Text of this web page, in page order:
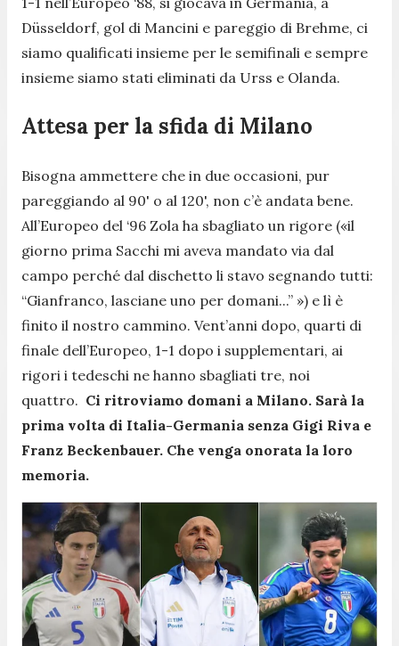
Düsseldorf, gol di Mancini e pareggio di Brehme, ci
siamo qualificati insieme per le semifinali e sempre
insieme siamo stati eliminati da Urss e Olanda.
Attesa per la sfida di Milano
Bisogna ammettere che in due occasioni, pur
pareggiando al 90' o al 120', non c’è andata bene.
All’Europeo del ‘96 Zola ha sbagliato un rigore («il
giorno prima Sacchi mi aveva mandato via dal
campo perché dal dischetto li stavo segnando tutti:
“Gianfranco, lasciane uno per domani...” ») e lì è
finito il nostro cammino. Vent’anni dopo, quarti di
finale dell’Europeo, 1-1 dopo i supplementari, ai
rigori i tedeschi ne hanno sbagliati tre, noi
quattro. Ci ritroviamo domani a Milano. Sarà la
prima volta di Italia-Germania senza Gigi Riva e
Franz Beckenbauer. Che venga onorata la loro
memoria.